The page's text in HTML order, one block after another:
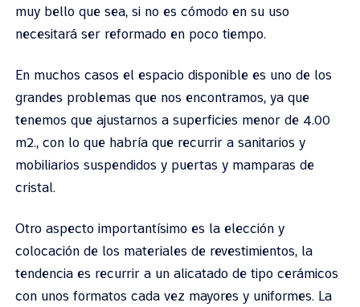
muy bello que sea, si no es cómodo en su uso
necesitará ser reformado en poco tiempo.
En muchos casos el espacio disponible es uno de los
grandes problemas que nos encontramos, ya que
tenemos que ajustarnos a superficies menor de 4.00
m2., con lo que habría que recurrir a sanitarios y
mobiliarios suspendidos y puertas y mamparas de
cristal.
Otro aspecto importantísimo es la elección y
colocación de los materiales de revestimientos, la
tendencia es recurrir a un alicatado de tipo cerámicos
con unos formatos cada vez mayores y uniformes. La